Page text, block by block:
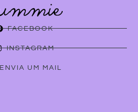
FACEBOOK
INSTAGRAM
ENVIA UM MAIL